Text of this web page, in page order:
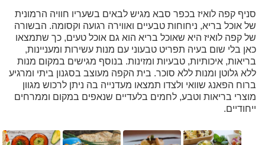
סניף קפה לואיז בכפר סבא מגיש לבאים בשעריו חוויה הרמונית
של אוכל בריא, ניחוחות טבעיים ואווירה רגועה וקסומה. הבשורה
של קפה לואיז היא שאוכל בריא הוא גם אוכל טעים, כך שתמצאו
כאן בלי שום בעיה תפריט טבעוני עם מנות עשירות ומעניינות,
בריאות, איכותיות, טבעיות ומזינות. בנוסף מגישים במקום מנות
ללא גלוטן ומנות ללא סוכר. בית הקפה מעוצב בסגנון ביתי ומרגיע
ברוח הפאנג שוואי ולצדו תמצאו מעדנייה בה ניתן לרכוש מגוון
מוצרי בריאות וטבע, לחמים בלעדיים שנאפים במקום וממרחים
ייחודיים.